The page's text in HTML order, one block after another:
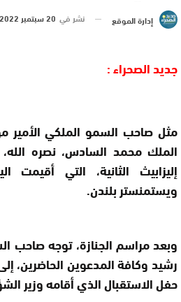
إدارة الموقع نشر في 20 سبتمبر 2022 الساعة 12 و 04 دقيقة
جديد الصحراء :
مثل صاحب السمو الملكي الأمير
الملك محمد السادس، نصره
إليزابيث الثانية، التي
ويستمنستر بلندن.
وبعد مراسم الجنازة، توجه صاحب
رشيد وكافة المدعوين
حفل الاستقبال الذي أقامه وزير